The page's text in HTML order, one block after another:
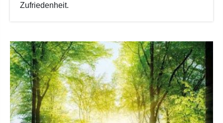
Zufriedenheit.